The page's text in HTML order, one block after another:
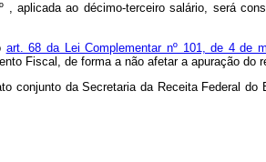
, aplicada ao décimo-terceiro salário, será
art. 68 da Lei Complementar nº 101, de 4 de
Fiscal, de forma a não afetar a apuração
conjunto da Secretaria da Receita Federal